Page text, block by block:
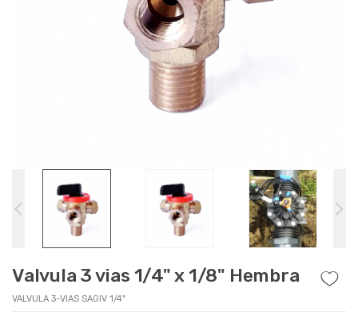
Valvula 3 vias 1/4" x 1/8" Hembra
VALVULA 3-VIAS SAGIV 1/4"